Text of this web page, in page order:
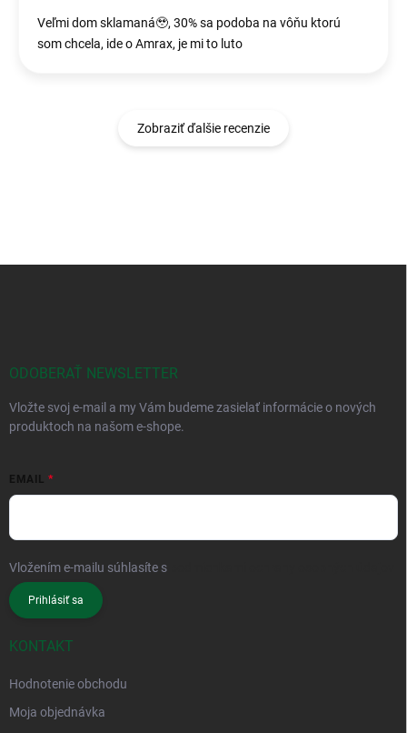
Veľmi dom sklamaná🥹, 30% sa podoba na vôňu ktorú
som chcela, ide o Amrax, je mi to luto
Zobraziť ďalšie recenzie
ODOBERAŤ NEWSLETTER
Vložte svoj e-mail a my Vám budeme zasielať informácie o nových
produktoch na našom e-shope.
EMAIL
Vložením e-mailu súhlasíte s
Prihlásiť sa
KONTAKT
Hodnotenie obchodu
Moja objednávka